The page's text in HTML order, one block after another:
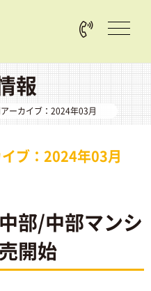
報
ーカイブ：2024年03月
ブ：2024年03月
部/中部マンシ
開始